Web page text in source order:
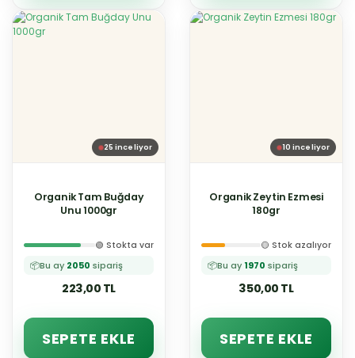
25 inceliyor
Organik Tam Buğday
Unu 1000gr
📦Bu ay 2050 sipariş
223,00 TL
🟢 Stokta var
SEPETE EKLE
10 inceliyor
Organik Zeytin Ezmesi
180gr
📦Bu ay 1970 sipariş
350,00 TL
🟡 Stok azalıyor
SEPETE EKLE